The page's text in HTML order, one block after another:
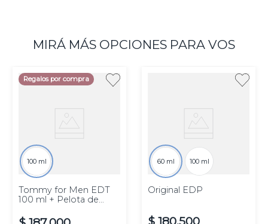
MIRÁ MÁS OPCIONES PARA VOS
Regalos por compra
100 ml
Tommy for Men EDT
100 ml + Pelota de
60 ml 100 ml
Original EDP
$ 180.500